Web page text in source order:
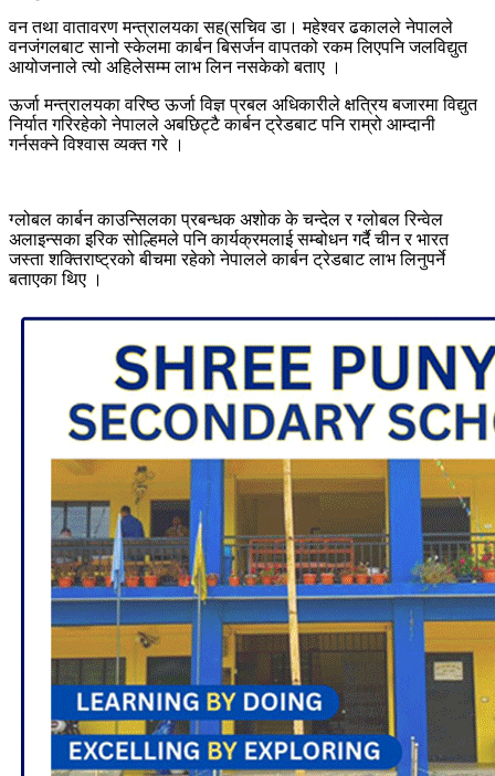
वन तथा वातावरण मन्त्रालयका सह(सचिव डा। महेश्वर ढकालले नेपालले
वनजंगलबाट सानो स्केलमा कार्बन बिसर्जन वापतको रकम लिएपनि जलविद्युत
आयोजनाले त्यो अहिलेसम्म लाभ लिन नसकेको बताए ।
ऊर्जा मन्त्रालयका वरिष्ठ ऊर्जा विज्ञ प्रबल अधिकारीले क्षत्रिय बजारमा विद्युत
निर्यात गरिरहेको नेपालले अबछिट्टै कार्बन ट्रेडबाट पनि राम्रो आम्दानी
गर्नसक्ने विश्वास व्यक्त गरे ।
ग्लोबल कार्बन काउन्सिलका प्रबन्धक अशोक के चन्देल र ग्लोबल रिन्वेल
अलाइन्सका इरिक सोल्हिमले पनि कार्यक्रमलाई सम्बोधन गर्दै चीन र भारत
जस्ता शक्तिराष्ट्रको बीचमा रहेको नेपालले कार्बन ट्रेडबाट लाभ लिनुपर्ने
बताएका थिए ।